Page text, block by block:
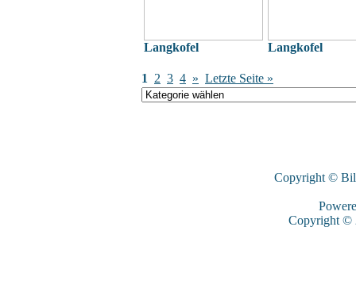
Langkofel Langkofel
1 2 3 4 » Letzte Seite »
Copyright ©
Copyright ©